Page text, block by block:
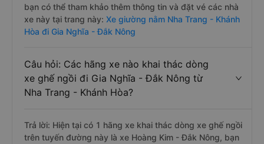
bạn có thể tham khảo thêm thông tin và đặt vé các nhà
xe này tại trang này: Xe giường nằm Nha Trang - Khánh
Hòa đi Gia Nghĩa - Đắk Nông
Câu hỏi: Các hãng xe nào khai thác dòng
xe ghế ngồi đi Gia Nghĩa - Đắk Nông từ
Nha Trang - Khánh Hòa?
Trả lời: Hiện tại có 1 hãng xe khai thác dòng xe ghế ngồi
trên tuyến đường này là xe Hoàng Kim - Đắk Nông, bạn